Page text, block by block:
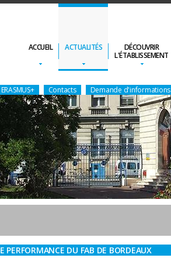
ACCUEIL ACTUALITÉS
DÉCOUVRIR
L'ÉTABLISSEMENT
Contacts Demande d'informations
PERFORMANCE DU FAB DE BORDEAUX